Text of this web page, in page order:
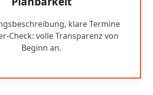
klare Termine
Check: volle Transparenz von
Beginn an.